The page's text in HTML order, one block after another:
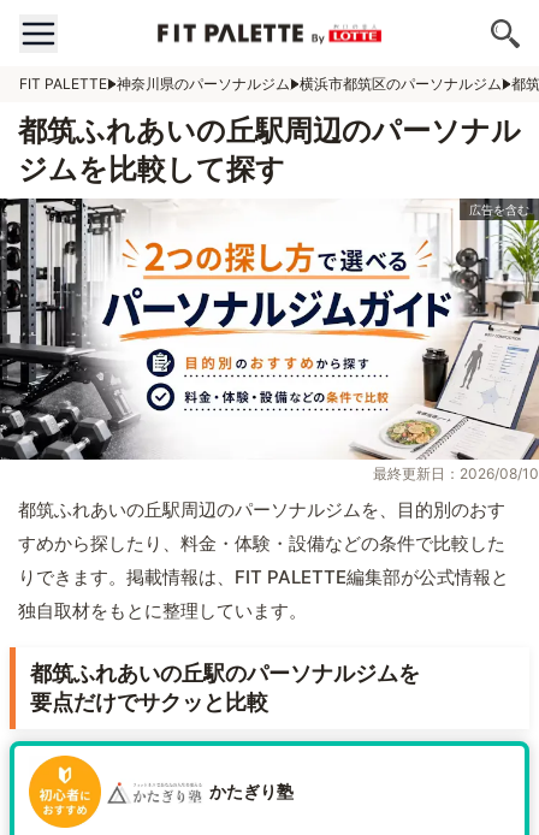
FIT PALETTE 神奈川県のパーソナルジム 横浜市都筑区のパーソナルジム 都
都筑ふれあいの丘駅周辺のパーソナル
ジムを比較して探す
最終更新日：2026/08/10
都筑ふれあいの丘駅周辺のパーソナルジムを、目的別のおす
すめから探したり、料金・体験・設備などの条件で比較した
りできます。掲載情報は、FIT PALETTE編集部が公式情報と
独自取材をもとに整理しています。
都筑ふれあいの丘駅のパーソナルジムを
要点だけでサクッと比較
かたぎり塾